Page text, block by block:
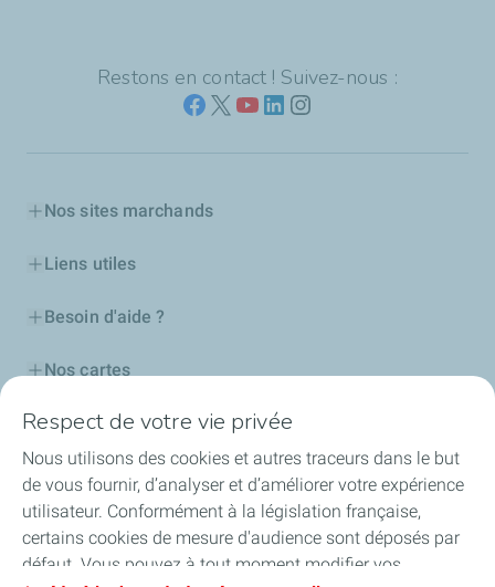
Restons en contact ! Suivez-nous :
Nos sites marchands
Liens utiles
Besoin d'aide ?
Nos cartes
Certificats d'économies d'énergie
Nos partenaires
Collaborer avec TotalEnergies
Accessibilité
Respect de votre vie privée
Nous utilisons des cookies et autres traceurs dans le but
de vous fournir, d’analyser et d’améliorer votre expérience
utilisateur. Conformément à la législation française,
certains cookies de mesure d'audience sont déposés par
défaut. Vous pouvez à tout moment modifier vos